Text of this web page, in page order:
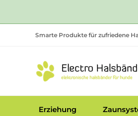
Smarte Produkte für zufriedene
Erziehung